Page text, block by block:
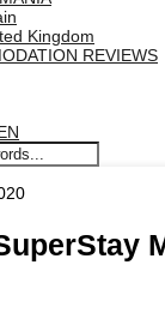
Kingdom
REVIEWS